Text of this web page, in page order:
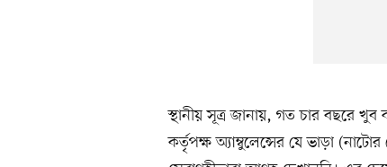
স্থানীয় সূত্র জানায়, গত চার বছরে
কর্তৃপক্ষ অ্যাম্বুলেন্সের যে ভাড়া